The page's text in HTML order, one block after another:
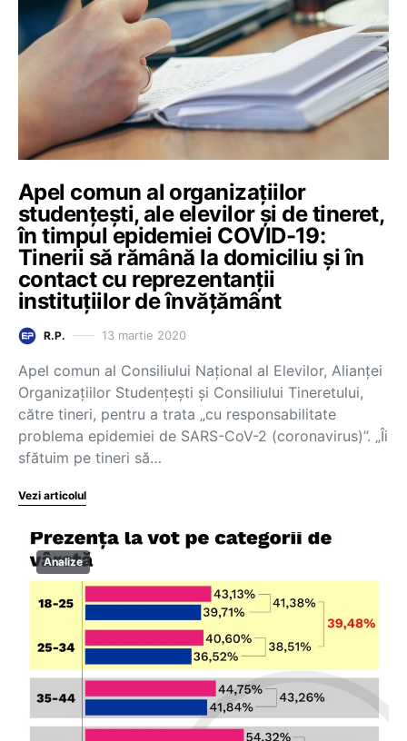
Apel comun al organizațiilor
studențești, ale elevilor și de tineret,
în timpul epidemiei COVID-19:
Tinerii să rămână la domiciliu și în
contact cu reprezentanții
instituțiilor de învățământ
R.P. 13 martie 2020
Apel comun al Consiliului Național al Elevilor, Alianței
Organizațiilor Studențești și Consiliului Tineretului,
către tineri, pentru a trata „cu responsabilitate
problema epidemiei de SARS-CoV-2 (coronavirus)”. „Îi
sfătuim pe tineri să…
Vezi articolul
Analize